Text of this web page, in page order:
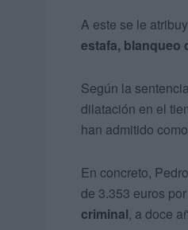
A este se le
estafa, blanqueo
Según la
dilatación en el
han admitido
En concreto,
de 3.353 euros
criminal, a doce